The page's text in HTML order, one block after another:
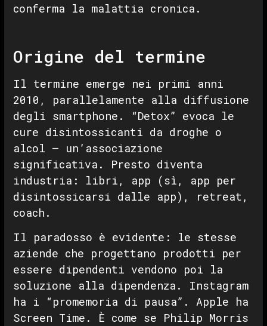
conferma la malattia cronica.
Origine del termine
Il termine emerge nei primi anni
2010, parallelamente alla diffusione
degli smartphone. “Detox” evoca le
cure disintossicanti da droghe o
alcol — un’associazione
significativa. Presto diventa
industria: libri, app (sì, app per
disintossicarsi dalle app), retreat,
coach.
Il paradosso è evidente: le stesse
aziende che progettano prodotti per
essere dipendenti vendono poi la
soluzione alla dipendenza. Instagram
ha i “promemoria di pausa”. Apple ha
Screen Time. È come se Philip Morris